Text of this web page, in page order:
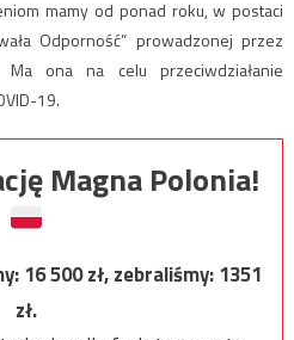
mamy od ponad roku, w postaci
Odporność” prowadzonej przez
Ma ona na celu przeciwdziałanie
19.
Magna Polonia!
16 500zł, zebraliśmy:1351
zł.